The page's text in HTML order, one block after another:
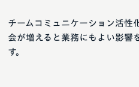
チームコミュニケーション活性
会が増えると業務にもよい影響
す。